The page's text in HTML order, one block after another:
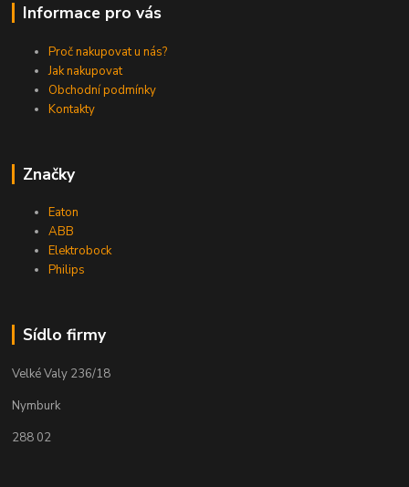
Informace pro vás
Proč nakupovat u nás?
Jak nakupovat
Obchodní podmínky
Kontakty
Značky
Eaton
ABB
Elektrobock
Philips
Sídlo firmy
Velké Valy 236/18
Nymburk
288 02